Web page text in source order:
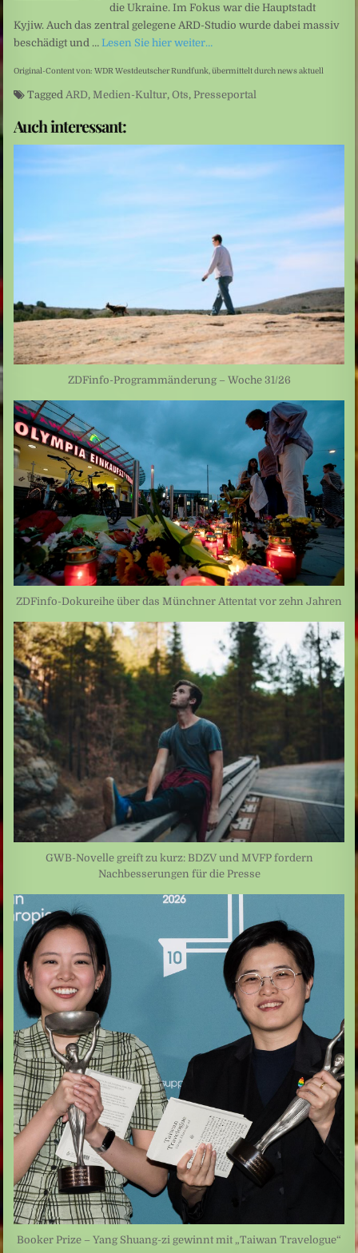
die Ukraine. Im Fokus war die Hauptstadt
Kyjiw. Auch das zentral gelegene ARD-Studio wurde dabei massiv
beschädigt und … Lesen Sie hier weiter…
Original-Content von: WDR Westdeutscher Rundfunk, übermittelt durch news aktuell
Tagged ARD, Medien-Kultur,Ots, Presseportal
Auch interessant:
ZDFinfo-Programmänderung – Woche 31/26
ZDFinfo-Dokureihe über das Münchner Attentat vor zehn Jahren
GWB-Novelle greift zu kurz: BDZV und MVFP fordern
Nachbesserungen für die Presse
Booker Prize – Yang Shuang-zi gewinnt mit „Taiwan Travelogue“